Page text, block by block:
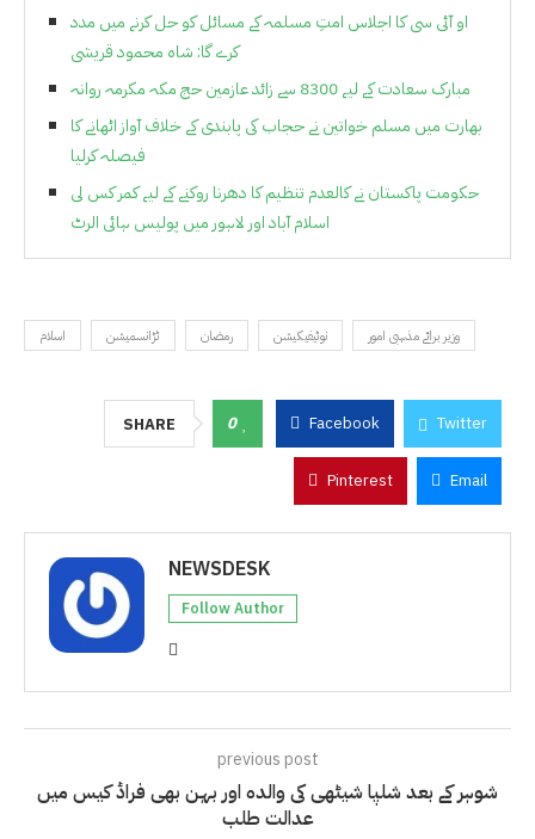
او آئی سی کا اجلاس امتِ مسلمہ کے مسائل کو حل کرنے میں مدد
کرے گا: شاہ محمود قریشی
مبارک سعادت کے لیے 8300 سے زائد عازمین حج مکہ مکرمہ روانہ
بھارت میں مسلم خواتین نے حجاب کی پابندی کے خلاف آواز اٹھانے کا
فیصلہ کرلیا
حکومت پاکستان نے کالعدم تنظیم کا دھرنا روکنے کے لیے کمر کس لی
اسلام آباد اور لاہور میں پولیس ہائی الرٹ
اسلام ٹڑانسمیشن رمضان نوٹیفیکیشن وزیر برائے مذہبی امور
SHARE 0 Facebook Twitter
Pinterest Email
NEWSDESK
Follow Author
previous post
شوہر کے بعد شلپا شیٹھی کی والدہ اور بہن بھی فراڈ کیس میں
عدالت طلب